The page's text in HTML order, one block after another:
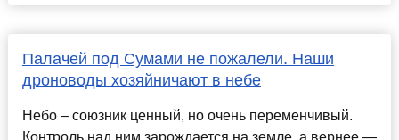
Палачей под Сумами не пожалели. Наши
дроноводы хозяйничают в небе
Небо – союзник ценный, но очень переменчивый.
Контроль над ним зарождается на земле, а вернее —​